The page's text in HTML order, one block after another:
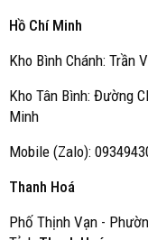
Hồ Chí Minh
Kho Bình Chánh: Trần
Kho Tân Bình: Đường
Minh
Mobile (Zalo):
Thanh Hoá
Phố Thịnh Vạn -